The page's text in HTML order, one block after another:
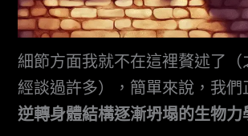
細節方面我就不在這裡贅述了（
經談過許多），簡單來說，我們
逆轉身體結構逐漸坍塌的生物力